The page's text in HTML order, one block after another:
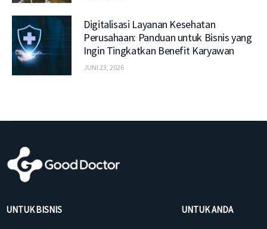
Digitalisasi Layanan Kesehatan
Perusahaan: Panduan untuk Bisnis yang
Ingin Tingkatkan Benefit Karyawan
JUNI 23, 2026
UNTUK BISNIS UNTUK ANDA